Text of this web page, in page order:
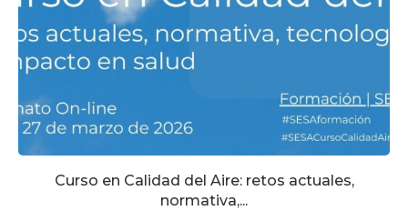
Curso en Calidad del Aire: retos actuales,
normativa,...